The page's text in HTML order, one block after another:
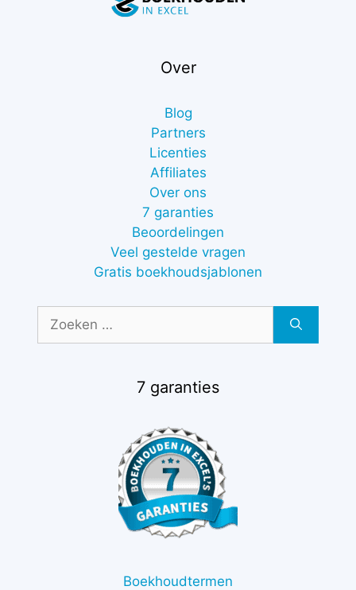
Over
Blog
Partners
Licenties
Affiliates
Over ons
7 garanties
Beoordelingen
Veel gestelde vragen
Gratis boekhoudsjablonen
naar:
7 garanties
Boekhoudtermen